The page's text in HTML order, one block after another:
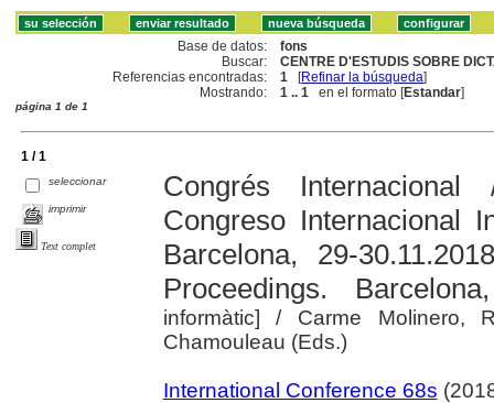
Base de datos:
fons
Buscar:
CENTRE D'ESTUDIS SOBRE
Referencias encontradas:
1 [Refinar la búsqueda]
Mostrando:
1 .. 1 en el formato [Estandar]
página 1 de 1
1 / 1
seleccionar
imprimir
Text complet
Congrés
Congreso Internacional
Barcelona, 29-
Proceedings.
informàtic]/ Carme Molinero,
Chamouleau (Eds.)
International Conference 68s